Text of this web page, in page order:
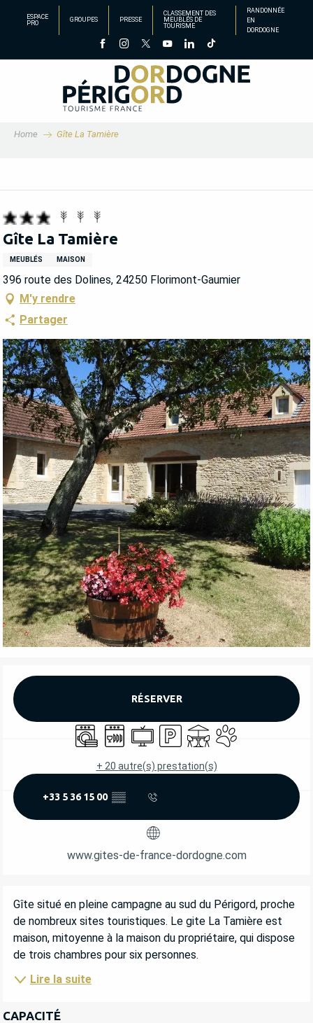
principal
ESPACE
PRO
GROUPES PRESSE
CLASSEMENT DES
MEUBLÉS DE
TOURISME
RANDONNÉE
EN
DORDOGNE
Home Gîte La Tamière
Gîte La Tamière
MEUBLÉS MAISON
396 route des Dolines, 24250 Florimont-Gaumier
M'y rendre
Partager
OUVERTURE ET COORDONNÉES
RÉSERVER
Lave lingeLave vaisselle
TélévisionParkingTerrasseAnimaux acceptés
+ 20 autre(s) prestation(s)
+33 5 36 15 00 ▒▒
www.gites-de-france-dordogne.com
DESCRIPTION
Gîte situé en pleine campagne au sud du Périgord, proche
de nombreux sites touristiques. Le gite La Tamière est
maison, mitoyenne à la maison du propriétaire, qui dispose
de trois chambres pour six personnes.
Lire la suite
CAPACITÉ